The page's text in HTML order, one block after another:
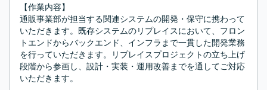
【作業内容】
通販事業部が担当する関連システムの開発・保守に携わって
いただきます。既存システムのリプレイスにおいて、フロン
トエンドからバックエンド、インフラまで一貫した開発業務
を行っていただきます。リプレイスプロジェクトの立ち上げ
段階から参画し、設計・実装・運用改善までを通してご対応
いただきます。